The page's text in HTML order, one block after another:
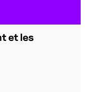
et les